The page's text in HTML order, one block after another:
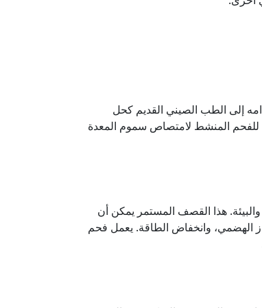
إلى الطب الصيني القديم كحل
للفحم المنشط لامتصاص سموم المعدة
هذا القصف المستمر يمكن أن
الهضمي، وانخفاض الطاقة. يعمل فحم